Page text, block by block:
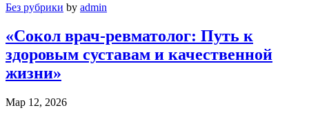
Без рубрики by admin
«Сокол врач-ревматолог: Путь к
здоровым суставам и качественной
жизни»
Мар 12, 2026